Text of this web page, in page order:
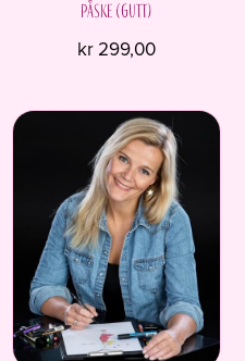
påske (gutt)
kr299,00